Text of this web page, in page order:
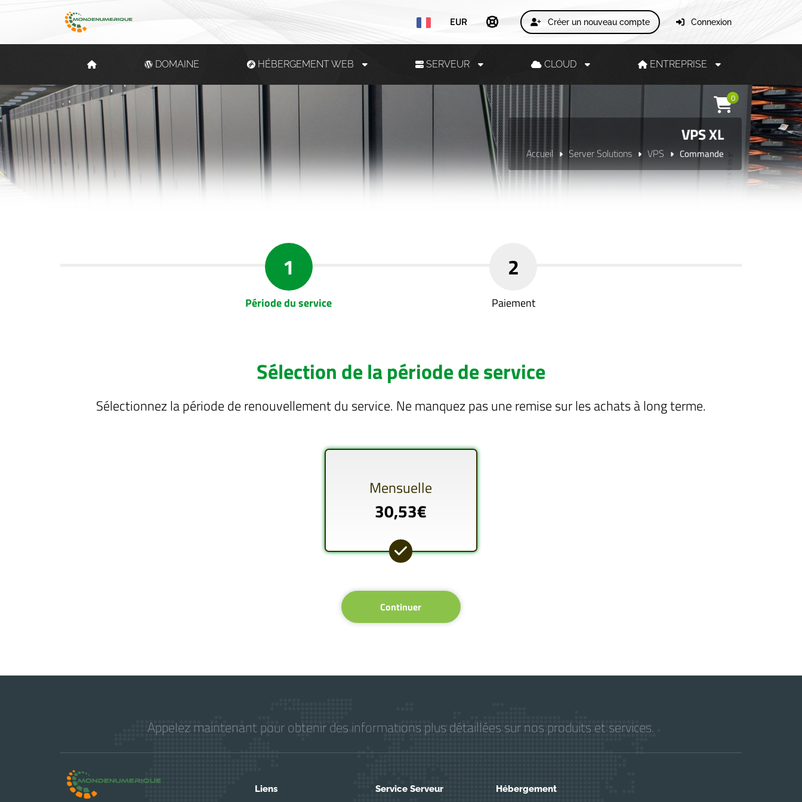
Connexion
Créer un nouveau compte
EUR
DOMAINE HÉBERGEMENT WEB SERVEUR CLOUD ENTREPRISE
0
VPS XL
Accueil Server Solutions VPS Commande
1
Période du service
2
Paiement
Sélection de la période de service
Sélectionnez la période de renouvellement du service. Ne manquez pas une remise sur les achats à long terme.
Mensuelle
30,53€
Continuer
Appelez maintenant pour obtenir des informations plus détaillées sur nos produits et services.
Liens Service Serveur Hébergement